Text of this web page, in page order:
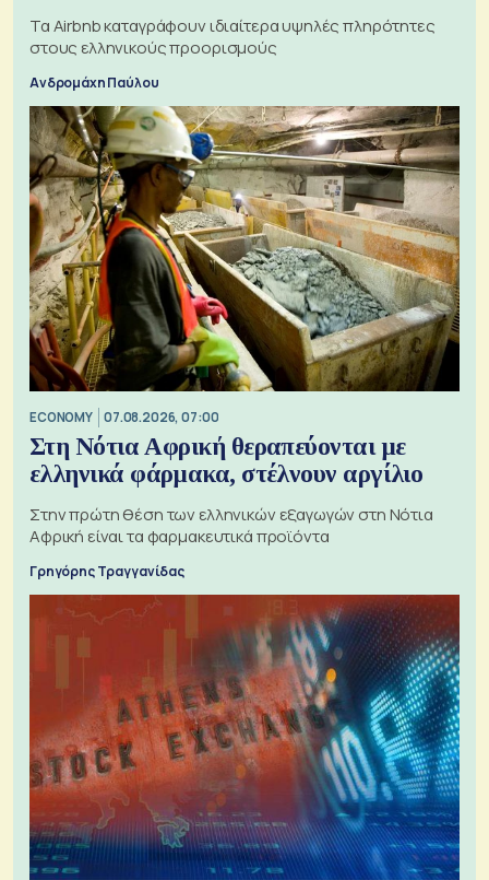
Τα Airbnb καταγράφουν ιδιαίτερα υψηλές πληρότητες
στους ελληνικούς προορισμούς
Ανδρομάχη Παύλου
ECONOMY 07.08.2026, 07:00
Στη Νότια Αφρική θεραπεύονται με
ελληνικά φάρμακα, στέλνουν αργίλιο
Στην πρώτη θέση των ελληνικών εξαγωγών στη Νότια
Αφρική είναι τα φαρμακευτικά προϊόντα
Γρηγόρης Τραγγανίδας